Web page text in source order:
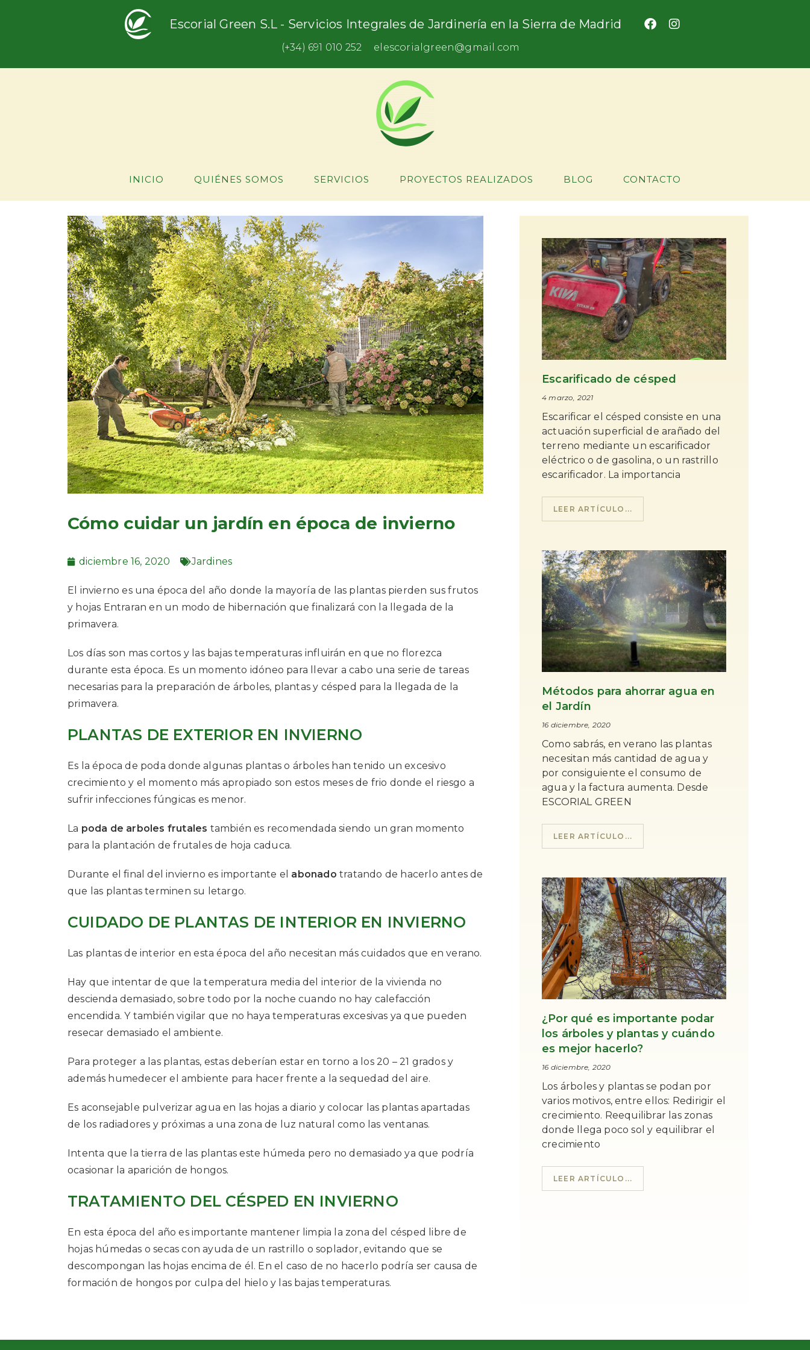
Escorial Green S.L - Servicios Integrales de Jardinería en la Sierra de Madrid
(+34) 691 010 252 elescorialgreen@gmail.com
INICIO QUIÉNES SOMOS SERVICIOS PROYECTOS REALIZADOS BLOG CONTACTO
Cómo cuidar un jardín en época de invierno
diciembre 16, 2020 Jardines
El invierno es una época del año donde la mayoría de las plantas pierden sus frutos
y hojas Entraran en un modo de hibernación que finalizará con la llegada de la
primavera.
Los días son mas cortos y las bajas temperaturas influirán en que no florezca
durante esta época. Es un momento idóneo para llevar a cabo una serie de tareas
necesarias para la preparación de árboles, plantas y césped para la llegada de la
primavera.
PLANTAS DE EXTERIOR EN INVIERNO
Es la época de poda donde algunas plantas o árboles han tenido un excesivo
crecimiento y el momento más apropiado son estos meses de frio donde el riesgo a
sufrir infecciones fúngicas es menor.
La poda de arboles frutales también es recomendada siendo un gran momento
para la plantación de frutales de hoja caduca.
Durante el final del invierno es importante el abonado tratando de hacerlo antes de
que las plantas terminen su letargo.
CUIDADO DE PLANTAS DE INTERIOR EN INVIERNO
Las plantas de interior en esta época del año necesitan más cuidados que en verano.
Hay que intentar de que la temperatura media del interior de la vivienda no
descienda demasiado, sobre todo por la noche cuando no hay calefacción
encendida. Y también vigilar que no haya temperaturas excesivas ya que pueden
resecar demasiado el ambiente.
Para proteger a las plantas, estas deberían estar en torno a los 20 – 21 grados y
además humedecer el ambiente para hacer frente a la sequedad del aire.
Es aconsejable pulverizar agua en las hojas a diario y colocar las plantas apartadas
de los radiadores y próximas a una zona de luz natural como las ventanas.
Intenta que la tierra de las plantas este húmeda pero no demasiado ya que podría
ocasionar la aparición de hongos.
TRATAMIENTO DEL CÉSPED EN INVIERNO
En esta época del año es importante mantener limpia la zona del césped libre de
hojas húmedas o secas con ayuda de un rastrillo o soplador, evitando que se
descompongan las hojas encima de él. En el caso de no hacerlo podría ser causa de
formación de hongos por culpa del hielo y las bajas temperaturas.
Escarificado de césped
4 marzo, 2021
Escarificar el césped consiste en una
actuación superficial de arañado del
terreno mediante un escarificador
eléctrico o de gasolina, o un rastrillo
escarificador. La importancia
LEER ARTÍCULO...
Métodos para ahorrar agua en
el Jardín
16 diciembre, 2020
Como sabrás, en verano las plantas
necesitan más cantidad de agua y
por consiguiente el consumo de
agua y la factura aumenta. Desde
ESCORIAL GREEN
LEER ARTÍCULO...
¿Por qué es importante podar
los árboles y plantas y cuándo
es mejor hacerlo?
16 diciembre, 2020
Los árboles y plantas se podan por
varios motivos, entre ellos: Redirigir el
crecimiento. Reequilibrar las zonas
donde llega poco sol y equilibrar el
crecimiento
LEER ARTÍCULO...